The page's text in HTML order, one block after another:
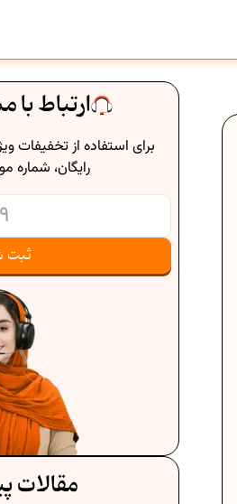
ارتباط
برای استفاده از تخفیفات
رایگان، شماره
ثبت
مقالات